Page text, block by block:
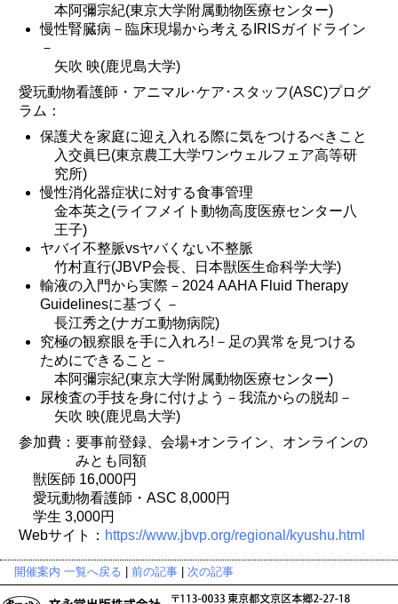
本阿彌宗紀(東京大学附属動物医療センター)
慢性腎臓病－臨床現場から考えるIRISガイドライン
－
矢吹 映(鹿児島大学)
愛玩動物看護師・アニマル･ケア･スタッフ(ASC)プログ
ラム：
保護犬を家庭に迎え入れる際に気をつけるべきこと
入交眞巳(東京農工大学ワンウェルフェア高等研
究所)
慢性消化器症状に対する食事管理
金本英之(ライフメイト動物高度医療センター八
王子)
ヤバイ不整脈vsヤバくない不整脈
竹村直行(JBVP会長、日本獣医生命科学大学)
輸液の入門から実際－2024 AAHA Fluid Therapy
Guidelinesに基づく－
長江秀之(ナガエ動物病院)
究極の観察眼を手に入れろ!－足の異常を見つける
ためにできること－
本阿彌宗紀(東京大学附属動物医療センター)
尿検査の手技を身に付けよう－我流からの脱却－
矢吹 映(鹿児島大学)
参加費：要事前登録、会場+オンライン、オンラインの
みとも同額
獣医師 16,000円
愛玩動物看護師・ASC 8,000円
学生 3,000円
Webサイト： https://www.jbvp.org/regional/kyushu.html
開催案内 一覧へ戻る 前の記事 次の記事